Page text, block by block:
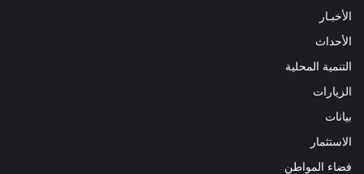
الأخبـار
الأحداث
التنمية المحلية
الزيارات
بيانات
الاستثمار
فضاء المواطن